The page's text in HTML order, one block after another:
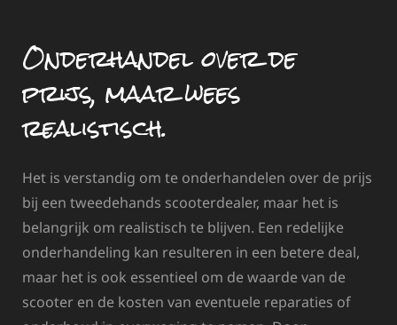
Onderhandel over de
prijs, maar wees
realistisch.
Het is verstandig om te onderhandelen over de prijs
bij een tweedehands scooterdealer, maar het is
belangrijk om realistisch te blijven. Een redelijke
onderhandeling kan resulteren in een betere deal,
maar het is ook essentieel om de waarde van de
scooter en de kosten van eventuele reparaties of